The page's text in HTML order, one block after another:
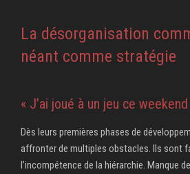
La désorganisation
néant comme stratégie
« J’ai joué à un jeu ce
Dès leurs premières phases de
affronter de multiples obstacles. Ils sont
l’incompétence de la hiérarchie. Manque